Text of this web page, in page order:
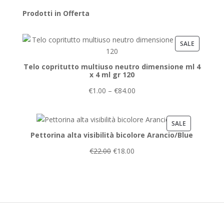
Prodotti in Offerta
SALE
SALE
Telo copritutto multiuso neutro dimensione ml 4
x 4 ml gr 120
€1.00 – €84.00
SALE
ON
Pettorina alta visibilità bicolore Arancio/Blue
€22.00 €18.00